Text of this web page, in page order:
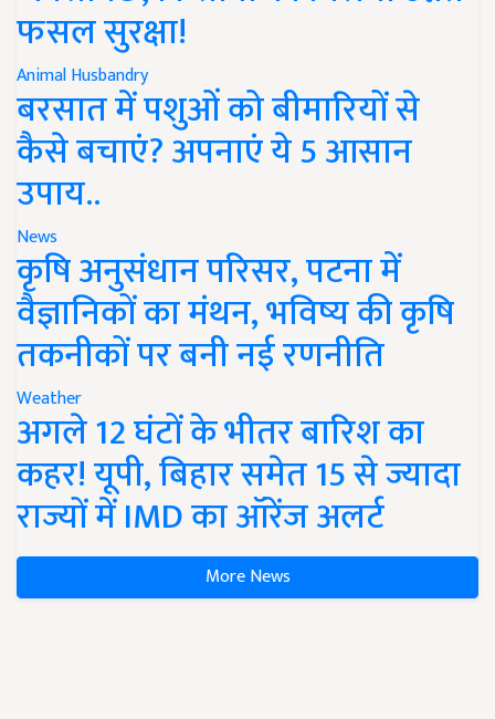
फसल सुरक्षा!
Animal Husbandry
बरसात में पशुओं को बीमारियों से
कैसे बचाएं? अपनाएं ये 5 आसान
उपाय..
News
कृषि अनुसंधान परिसर, पटना में
वैज्ञानिकों का मंथन, भविष्य की कृषि
तकनीकों पर बनी नई रणनीति
Weather
अगले 12 घंटों के भीतर बारिश का
कहर! यूपी, बिहार समेत 15 से ज्यादा
राज्यों में IMD का ऑरेंज अलर्ट
More News